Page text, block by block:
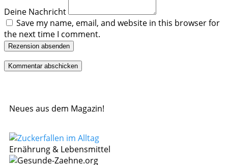
Deine Nachricht
Save my name, email, and website in this browser for
the next time I comment.
Rezension absenden
Neues aus dem Magazin!
Ernährung & Lebensmittel